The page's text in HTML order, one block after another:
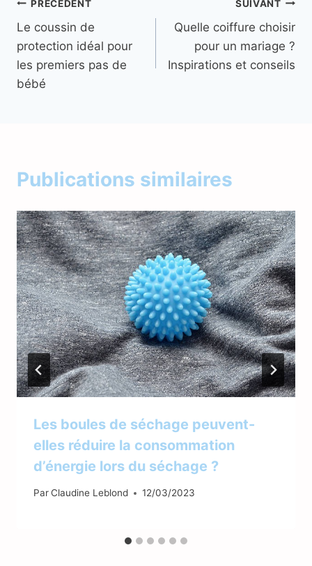
Navigation
de
l’article
PRÉCÉDENT
Le coussin de
protection idéal pour
les premiers pas de
bébé
SUIVANT
Quelle coiffure choisir
pour un mariage ?
Inspirations et conseils
Publications similaires
Les boules de séchage peuvent-
elles réduire la consommation
d’énergie lors du séchage ?
ParClaudine Leblond 12/03/2023